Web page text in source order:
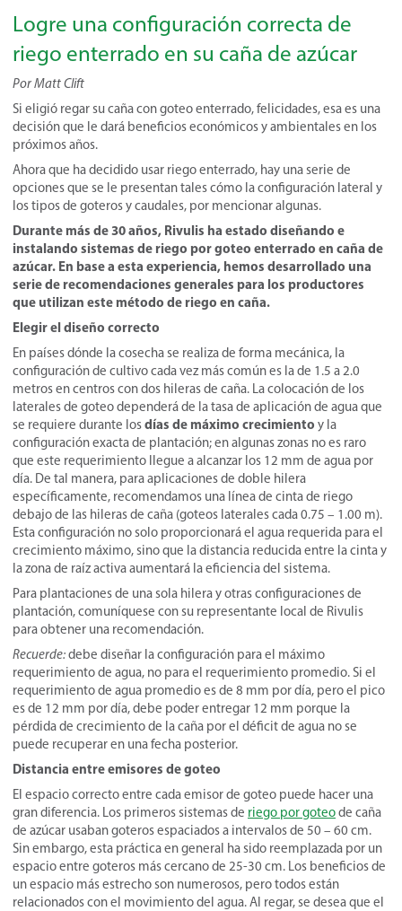
Logre una configuración correcta de
riego enterrado en su caña de azúcar
Por Matt Clift
Si eligió regar su caña con goteo enterrado, felicidades, esa es una
decisión que le dará beneficios económicos y ambientales en los
próximos años.
Ahora que ha decidido usar riego enterrado, hay una serie de
opciones que se le presentan tales cómo la configuración lateral y
los tipos de goteros y caudales, por mencionar algunas.
Durante más de 30 años, Rivulis ha estado diseñando e
instalando sistemas de riego por goteo enterrado en caña de
azúcar. En base a esta experiencia, hemos desarrollado una
serie de recomendaciones generales para los productores
que utilizan este método de riego en caña.
Elegir el diseño correcto
En países dónde la cosecha se realiza de forma mecánica, la
configuración de cultivo cada vez más común es la de 1.5 a 2.0
metros en centros con dos hileras de caña. La colocación de los
laterales de goteo dependerá de la tasa de aplicación de agua que
se requiere durante losdías de máximo crecimiento y la
configuración exacta de plantación; en algunas zonas no es raro
que este requerimiento llegue a alcanzar los 12 mm de agua por
día. De tal manera, para aplicaciones de doble hilera
específicamente, recomendamos una línea de cinta de riego
debajo de las hileras de caña (goteos laterales cada 0.75 – 1.00 m).
Esta configuración no solo proporcionará el agua requerida para el
crecimiento máximo, sino que la distancia reducida entre la cinta y
la zona de raíz activa aumentará la eficiencia del sistema.
Para plantaciones de una sola hilera y otras configuraciones de
plantación, comuníquese con su representante local de Rivulis
para obtener una recomendación.
Recuerde:debe diseñar la configuración para el máximo
requerimiento de agua, no para el requerimiento promedio. Si el
requerimiento de agua promedio es de 8 mm por día, pero el pico
es de 12 mm por día, debe poder entregar 12 mm porque la
pérdida de crecimiento de la caña por el déficit de agua no se
puede recuperar en una fecha posterior.
Distancia entre emisores de goteo
El espacio correcto entre cada emisor de goteo puede hacer una
gran diferencia. Los primeros sistemas de riego por goteode caña
de azúcar usaban goteros espaciados a intervalos de 50 – 60 cm.
Sin embargo, esta práctica en general ha sido reemplazada por un
espacio entre goteros más cercano de 25-30 cm. Los beneficios de
un espacio más estrecho son numerosos, pero todos están
relacionados con el movimiento del agua. Al regar, se desea que el